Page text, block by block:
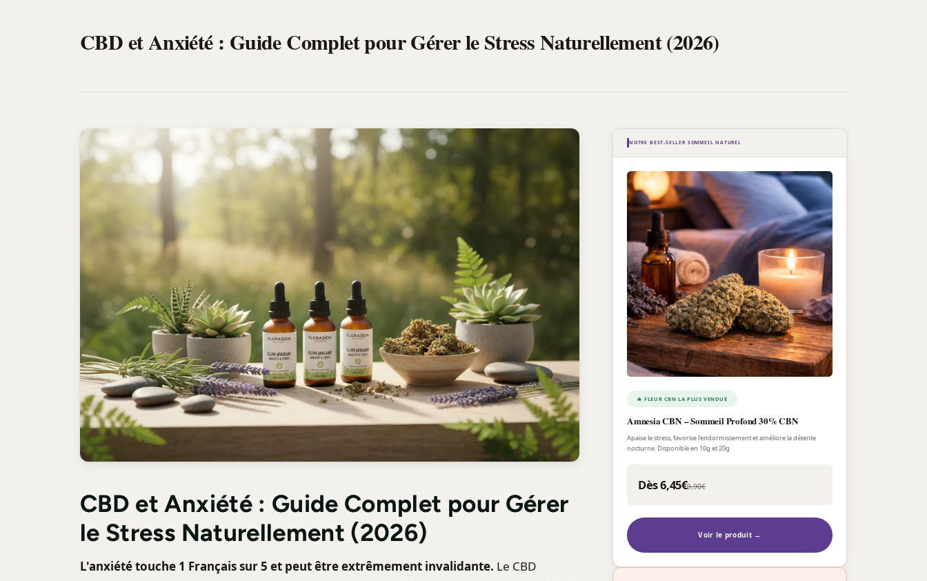
CBD et Anxiété : Guide Complet pour Gérer le Stress Naturellement (2026)
CBD et Anxiété : Guide Complet pour Gérer
le Stress Naturellement (2026)
L'anxiété touche 1 Français sur 5 et peut être extrêmement invalidante. Le CBD
NOTRE BEST-SELLER SOMMEIL NATUREL
🔥 FLEUR CBN LA PLUS VENDUE
Amnesia CBN – Sommeil Profond 30% CBN
Apaise le stress, favorise l’endormissement et améliore la détente
nocturne. Disponible en 10g et 20g
Dès 6,45€9,90€
Voir le produit →